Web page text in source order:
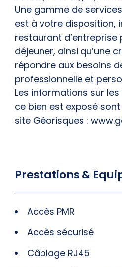
Une gamme de
est à votre disposition,
restaurant d’entreprise
déjeuner, ainsi qu’une
répondre aux besoins
professionnelle et
Les informations sur
ce bien est exposé
site Géorisques :
Prestations &
Accès PMR
Accès sécurisé
Câblage RJ45